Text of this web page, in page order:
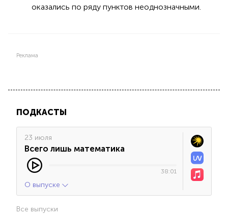
оказались по ряду пунктов неоднозначными.
Реклама
ПОДКАСТЫ
23 июля
Всего лишь математика
38:01
О выпуске
Все выпуски